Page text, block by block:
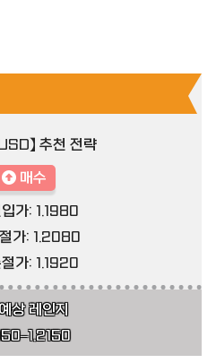
】 추천 전략
매수
가: 1.1980
가: 1.2080
가: 1.1920
상 레인지